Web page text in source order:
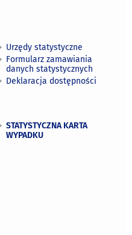
Urzędy statystyczne
Formularz zamawiania
danych statystycznych
Deklaracja dostępności
STATYSTYCZNA KARTA
WYPADKU